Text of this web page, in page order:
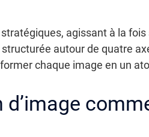
agissant à la fois
autour de quatre
chaque image en un